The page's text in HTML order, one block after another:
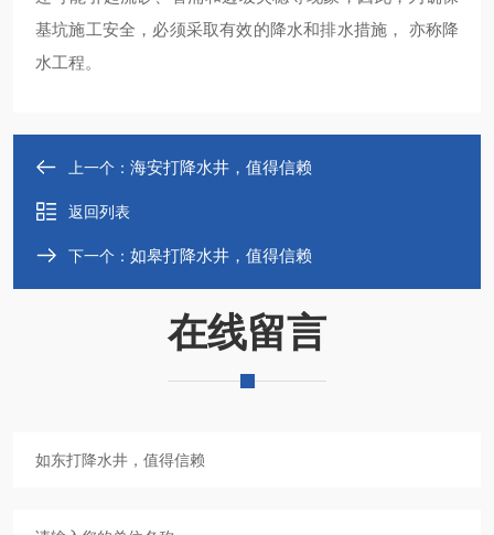
基坑施工安全，必须采取有效的降水和排水措施， 亦称降
水工程。
上一个： 海安打降水井，值得信赖
返回列表
下一个： 如皋打降水井，值得信赖
在线留言